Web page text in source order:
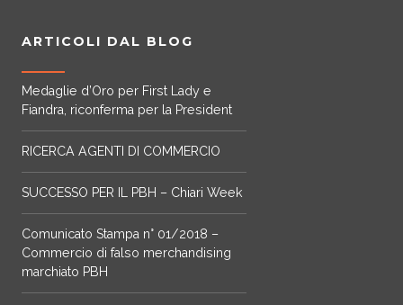
r
t
i
c
o
l
i
ARTICOLI DAL BLOG
Medaglie d’Oro per First Lady e
Fiandra, riconferma per la President
RICERCA AGENTI DI COMMERCIO
SUCCESSO PER IL PBH – Chiari Week
Comunicato Stampa n° 01/2018 –
Commercio di falso merchandising
marchiato PBH